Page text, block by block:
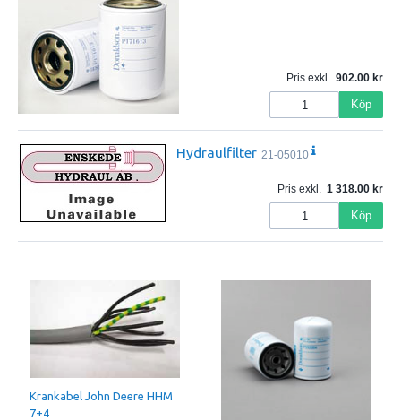
Pris exkl. 902.00
Köp
Hydraulfilter 21-05010
Pris exkl. 1 318.00
Köp
Krankabel John Deere HHM
7+4